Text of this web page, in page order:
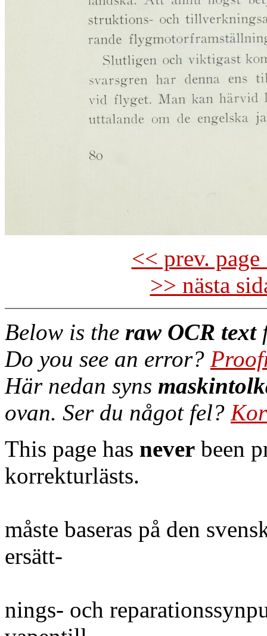
<< prev.
>> nästa
Below is the raw OCR text
Do you see an error?
Här nedan syns
ovan. Ser du något fel?
This page has never been
korrekturlästs.
måste baseras på den
ersätt-
nings- och